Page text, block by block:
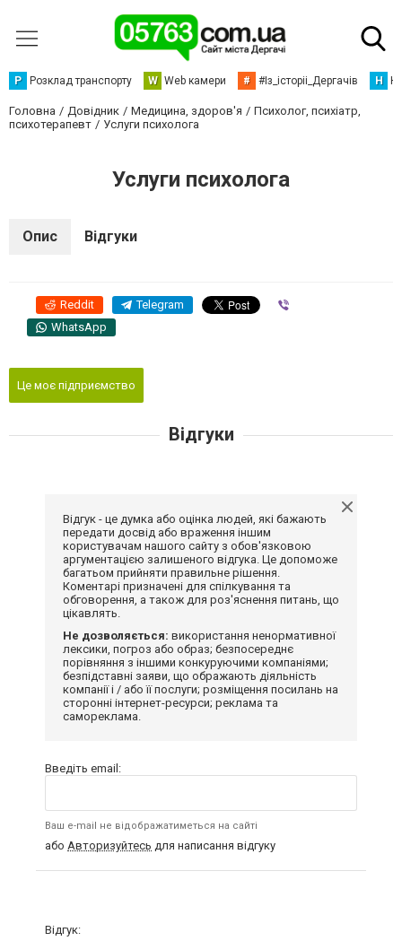
Р Розклад транспорту W Web камери # #Із_історіі_Дергачів Н
Головна Довідник Медицина, здоров'я
Психолог, психіатр,
психотерапевт
Услуги психолога
Услуги психолога
Опис Відгуки
Reddit Telegram
WhatsApp
Це моє підприємство
Відгуки
Відгук - це думка або оцінка людей, які бажають
передати досвід або враження іншим
користувачам нашого сайту з обов'язковою
аргументацією залишеного відгука. Це допоможе
багатьом прийняти правильне рішення.
Коментарі призначені для спілкування та
обговорення, а також для роз'яснення питань, що
цікавлять.
Не дозволяється: використання ненормативної
лексики, погроз або образ; безпосереднє
порівняння з іншими конкуруючими компаніями;
безпідставні заяви, що ображають діяльність
компанії і / або її послуги; розміщення посилань на
сторонні інтернет-ресурси; реклама та
самореклама.
Введіть email:
Ваш e-mail не відображатиметься на сайті
або Авторизуйтесь для написання відгуку
Відгук: